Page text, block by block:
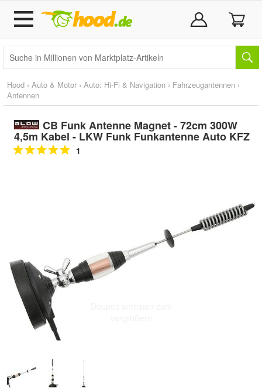
Hood › Auto & Motor › Auto: Hi-Fi & Navigation › Fahrzeugantennen ›
Antennen
CB Funk Antenne Magnet - 72cm 300W
4,5m Kabel - LKW Funk Funkantenne Auto KFZ
1